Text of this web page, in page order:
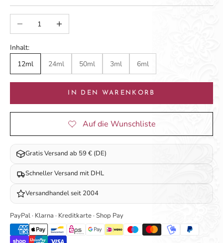
Anzahl verringernAnzahl erhöhen
Inhalt:
12ml
24ml 50ml 3ml 6ml
IN DEN WARENKORB
Gratis Versand ab 59 € (DE)
Schneller Versand mit DHL
Versandhandel seit 2004
PayPal · Klarna · Kreditkarte · Shop Pay